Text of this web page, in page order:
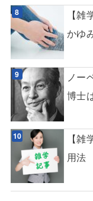
【
かゆ
ノー
博士
【
用法